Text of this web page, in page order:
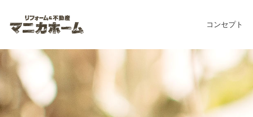
コンセプト